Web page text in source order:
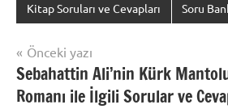
Kitap Soruları ve Cevapları Soru
Yazı
gezinmesi
Önceki yazı
Sebahattin Ali’nin Kürk
Romanı ile İlgili Sorular ve